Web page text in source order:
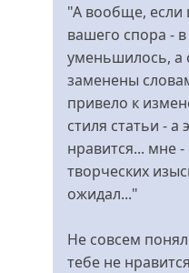
!!!
"А вообще, если
вашего спора -
уменьшилось, а
заменены
привело к
стиля статьи - а
нравится... мне
творческих
ожидал..."
Не совсем
тебе не